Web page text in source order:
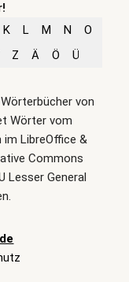
K L M N
O
Z Ä Ö Ü
von
Wörter vom
im LibreOffice &
Commons
Lesser General